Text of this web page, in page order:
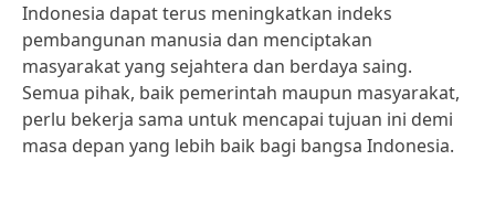
Indonesia dapat terus meningkatkan indeks
pembangunan manusia dan menciptakan
masyarakat yang sejahtera dan berdaya saing.
Semua pihak, baik pemerintah maupun masyarakat,
perlu bekerja sama untuk mencapai tujuan ini demi
masa depan yang lebih baik bagi bangsa Indonesia.